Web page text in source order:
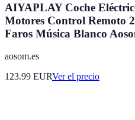
AIYAPLAY Coche
Motores Control Remoto
Faros Música Blanco
aosom.es
123.99 EURVer el precio